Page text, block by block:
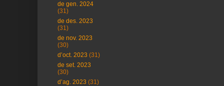
de gen. 2024
(31)
de des. 2023
(31)
de nov. 2023
(30)
d’oct. 2023 (31)
de set. 2023
(30)
d’ag. 2023 (31)